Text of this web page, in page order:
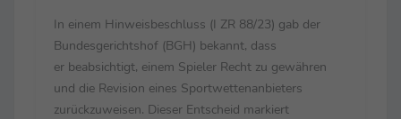
In einem Hinweisbeschluss (I ZR 88/23) gab der
Bundesgerichtshof (BGH) bekannt, dass
er beabsichtigt, einem Spieler Recht zu gewähren
und die Revision eines Sportwettenanbieters
zurückzuweisen. Dieser Entscheid markiert